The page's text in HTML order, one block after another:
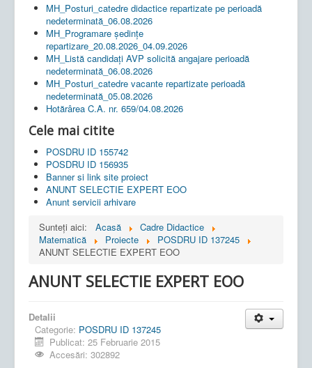
MH_Posturi_catedre didactice repartizate pe perioadă
nedeterminată_06.08.2026
MH_Programare ședințe
repartizare_20.08.2026_04.09.2026
MH_Listă candidați AVP solicită angajare perioadă
nedeterminată_06.08.2026
MH_Posturi_catedre vacante repartizate perioadă
nedeterminată_05.08.2026
Hotărârea C.A. nr. 659/04.08.2026
Cele mai citite
POSDRU ID 155742
POSDRU ID 156935
Banner si link site proiect
ANUNT SELECTIE EXPERT EOO
Anunt servicii arhivare
Sunteți aici:
Acasă
Cadre Didactice
Matematică
Proiecte
POSDRU ID 137245
ANUNT SELECTIE EXPERT EOO
ANUNT SELECTIE EXPERT EOO
Detalii
Categorie: POSDRU ID 137245
Publicat: 25 Februarie 2015
Accesări: 302892